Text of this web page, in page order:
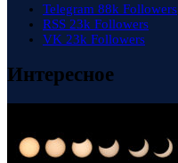
Telegram 88k Followers
RSS 23k Followers
VK 23k Followers
Интересное